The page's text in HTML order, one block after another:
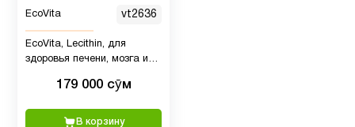
К2
MK7
Кальции 3
EcoVita vt2636
EcoVita, Lecithin, для
здоровья печени, мозга и
100 капсул179 000 сӯм
В корзину